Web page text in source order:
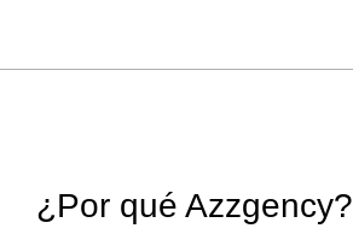
¿Por qué Azzgency?